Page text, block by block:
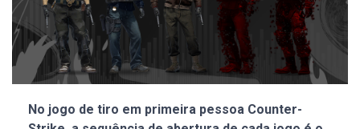
No jogo de tiro em primeira pessoa Counter-